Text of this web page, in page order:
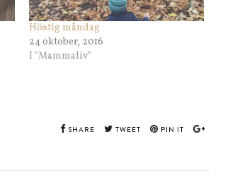
Höstig måndag
24 oktober, 2016
I ”Mammaliv”
SHARE TWEET PIN IT